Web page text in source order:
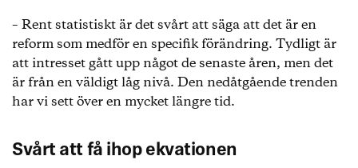
– Rent statistiskt är det svårt att säga att det är en
reform som medför en specifik förändring. Tydligt är
att intresset gått upp något de senaste åren, men det
är från en väldigt låg nivå. Den nedåtgående trenden
har vi sett över en mycket längre tid.
Svårt att få ihop ekvationen